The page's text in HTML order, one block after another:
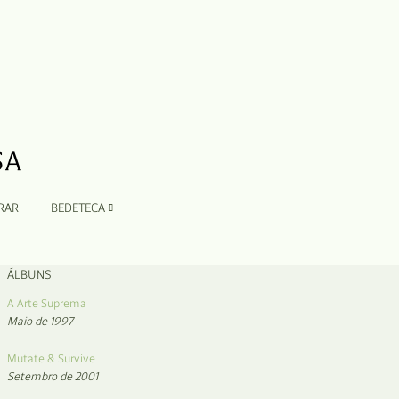
BEDETECA
ÁLBUNS
A Arte Suprema
Maio de 1997
Mutate & Survive
Setembro de 2001